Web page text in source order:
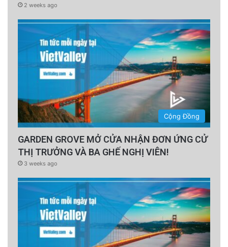
2 weeks ago
Cộng Đồng
GARDEN GROVE MỞ CỬA NHẬN ĐƠN ỨNG CỬ
THỊ TRƯỞNG VÀ BA GHẾ NGHỊ VIÊN!
3 weeks ago